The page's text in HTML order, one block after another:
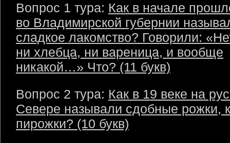
Вопрос 1 тура: Как в начале
во Владимирской губернии
сладкое лакомство? Говорили:
ни хлебца, ни вареница, и вообще
никакой…» Что? (11 букв)
Вопрос 2 тура: Как в 19 веке на
Севере называли сдобные рожки,
пирожки? (10 букв)